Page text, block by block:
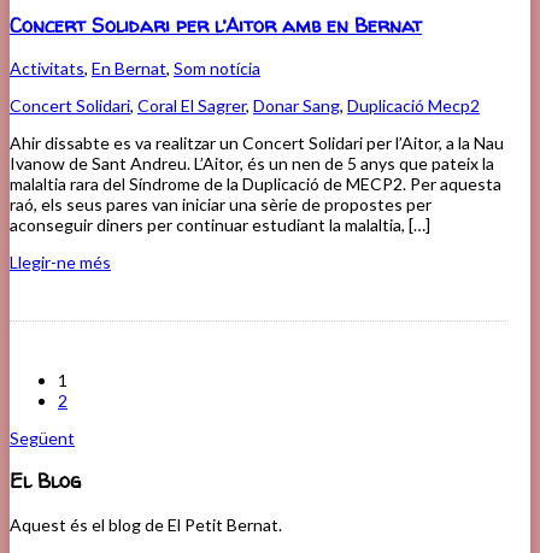
Concert Solidari per l’Aitor amb en Bernat
Activitats, En Bernat, Som notícia
Concert Solidari, Coral El Sagrer, Donar Sang, Duplicació Mecp2
Ahir dissabte es va realitzar un Concert Solidari per l’Aitor, a la Nau
Ivanow de Sant Andreu. L’Aitor, és un nen de 5 anys que pateix la
malaltia rara del Síndrome de la Duplicació de MECP2. Per aquesta
raó, els seus pares van iniciar una sèrie de propostes per
aconseguir diners per continuar estudiant la malaltia, […]
Llegir-ne més
1
2
Següent
El Blog
Aquest és el blog de El Petit Bernat.